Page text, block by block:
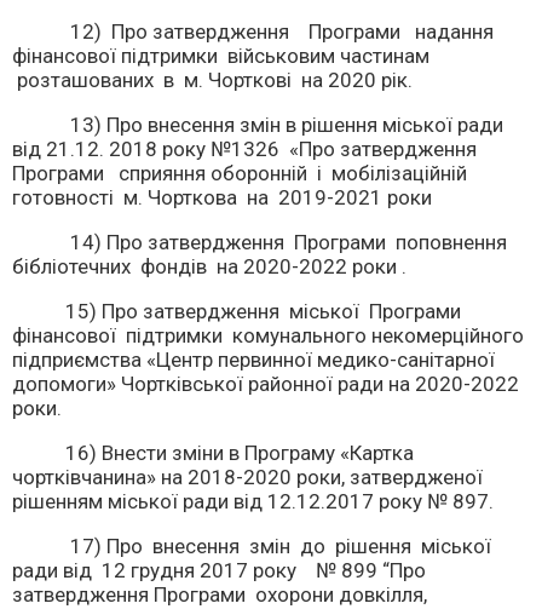
12) Про затвердження Програми надання
фінансової підтримки військовим частинам
розташованих в м. Чорткові на 2020 рік.
13) Про внесення змін в рішення міської ради
від 21.12. 2018 року №1326 «Про затвердження
Програми сприяння оборонній і мобілізаційній
готовності м. Чорткова на 2019-2021 роки
14) Про затвердження Програми поповнення
бібліотечних фондів на 2020-2022 роки .
15) Про затвердження міської Програми
фінансової підтримки комунального некомерційного
підприємства «Центр первинної медико-санітарної
допомоги» Чортківської районної ради на 2020-2022
роки.
16) Внести зміни в Програму «Картка
чортківчанина» на 2018-2020 роки, затвердженої
рішенням міської ради від 12.12.2017 року № 897.
17) Про внесення змін до рішення міської
ради від 12 грудня 2017 року № 899 “Про
затвердження Програми охорони довкілля,